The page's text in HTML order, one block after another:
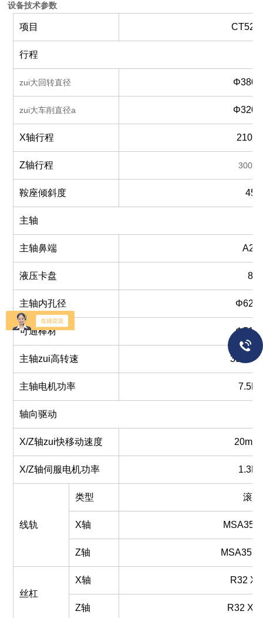
设备技术参数
项目 CT52-
行程
zui大回转直径
zui大车削直径a
X轴行程
Z轴行程
鞍座倾斜度 45°
主轴
主轴鼻端 A2-6
液压卡盘 8″
主轴内孔径
可通棒材
主轴zui高转速 3500 r/
主轴电机功率
轴向驱动
X/Z轴zui快移动速度 20m/
X/Z轴伺服电机功率
线轨
类型 滚珠
X轴 MSA35
Z轴 MSA35
丝杠
X轴 R32 X
Z轴 R32 X